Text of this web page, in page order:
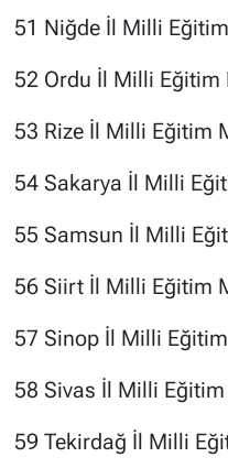
51 Niğde İl Milli
52 Ordu İl Milli Eğitim
53 Rize İl Milli Eğitim
54 Sakarya İl Milli
55 Samsun İl Milli
56 Siirt İl Milli Eğitim
57 Sinop İl Milli
58 Sivas İl Milli
59 Tekirdağ İl Milli